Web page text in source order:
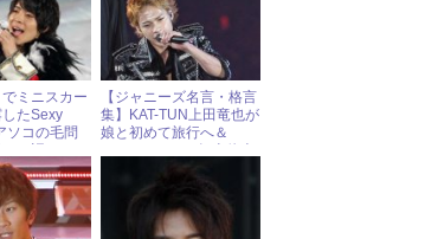
ミニスカー
したSexy
ソコの毛問
【ジャニーズ名言・格言
集】KAT-TUN上田竜也が
娘と初めて旅行へ＆
とウサギの因縁